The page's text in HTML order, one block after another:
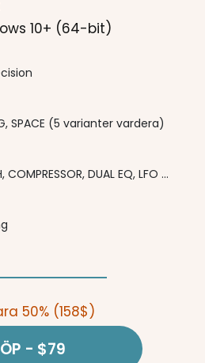
10+ (64-bit)
SPACE (5 varianter vardera)
COMPRESSOR, DUAL EQ, LFO ...
50% (158$)
- $79